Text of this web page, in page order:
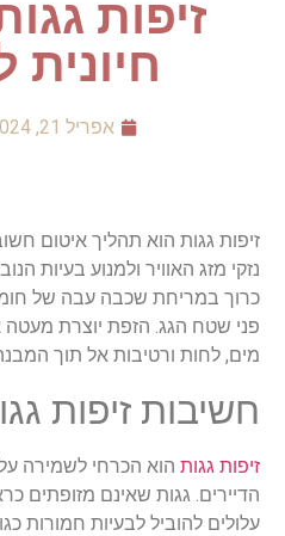
זיפות
אפריל 21, 2024
זיפות גגות הוא תהליך איטום
נזקי מזג האוויר ולמנוע בעיות
כרוך במריחת שכבה עבה של
פני שטח הגג. הזפת יוצרת מעטה
מים, לחות ורטיבות אל תוך
חשיבות זיפות
זיפות גגות הוא הכרחי לשמירה
הדיירים. גגות שאינם מזופתים
עלולים להוביל לבעיות חמורות